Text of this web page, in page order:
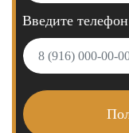
Введите телефон